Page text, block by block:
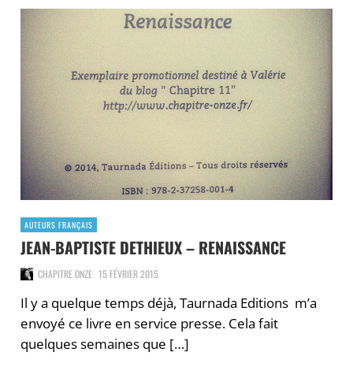
AUTEURS FRANÇAIS
JEAN-BAPTISTE DETHIEUX – RENAISSANCE
CHAPITRE ONZE 15 FÉVRIER 2015
Il y a quelque temps déjà, Taurnada Editions m’a
envoyé ce livre en service presse. Cela fait
quelques semaines que […]